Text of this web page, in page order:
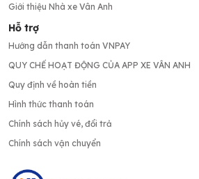
Giới thiệu Nhà xe Vân Anh
Hỗ trợ
Hướng dẫn thanh toán VNPAY
QUY CHẾ HOẠT ĐỘNG CỦA APP XE VÂN ANH
Quy định về hoàn tiền
Hình thức thanh toán
Chính sách hủy vé, đổi trả
Chính sách vận chuyển